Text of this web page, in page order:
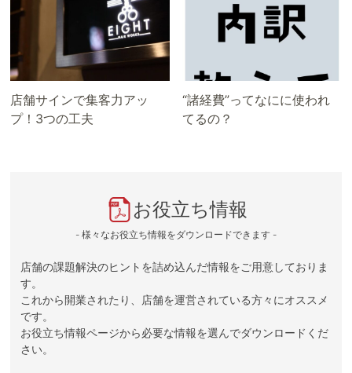
店舗サインで集客力アッ
プ！3つの工夫
“諸経費”ってなにに使われ
てるの？
お役立ち情報
- 様々なお役立ち情報をダウンロードできます -
店舗の課題解決のヒントを詰め込んだ情報をご用意しておりま
す。
これから開業されたり、店舗を運営されている方々にオススメ
です。
お役立ち情報ページから必要な情報を選んでダウンロードくだ
さい。